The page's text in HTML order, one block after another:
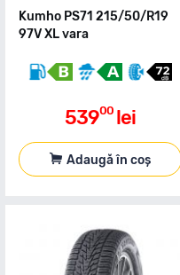
Kumho PS71 215/50/R19
97V XL vara
53900 lei
Adaugă în coș